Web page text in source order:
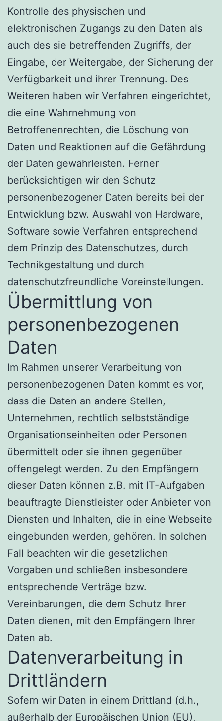
Kontrolle des physischen und
elektronischen Zugangs zu den Daten als
auch des sie betreffenden Zugriffs, der
Eingabe, der Weitergabe, der Sicherung der
Verfügbarkeit und ihrer Trennung. Des
Weiteren haben wir Verfahren eingerichtet,
die eine Wahrnehmung von
Betroffenenrechten, die Löschung von
Daten und Reaktionen auf die Gefährdung
der Daten gewährleisten. Ferner
berücksichtigen wir den Schutz
personenbezogener Daten bereits bei der
Entwicklung bzw. Auswahl von Hardware,
Software sowie Verfahren entsprechend
dem Prinzip des Datenschutzes, durch
Technikgestaltung und durch
datenschutzfreundliche Voreinstellungen.
Übermittlung von
personenbezogenen
Daten
Im Rahmen unserer Verarbeitung von
personenbezogenen Daten kommt es vor,
dass die Daten an andere Stellen,
Unternehmen, rechtlich selbstständige
Organisationseinheiten oder Personen
übermittelt oder sie ihnen gegenüber
offengelegt werden. Zu den Empfängern
dieser Daten können z.B. mit IT-Aufgaben
beauftragte Dienstleister oder Anbieter von
Diensten und Inhalten, die in eine Webseite
eingebunden werden, gehören. In solchen
Fall beachten wir die gesetzlichen
Vorgaben und schließen insbesondere
entsprechende Verträge bzw.
Vereinbarungen, die dem Schutz Ihrer
Daten dienen, mit den Empfängern Ihrer
Daten ab.
Datenverarbeitung in
Drittländern
Sofern wir Daten in einem Drittland (d.h.,
außerhalb der Europäischen Union (EU),